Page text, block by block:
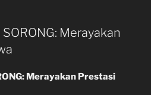
Merayakan
Merayakan Prestasi